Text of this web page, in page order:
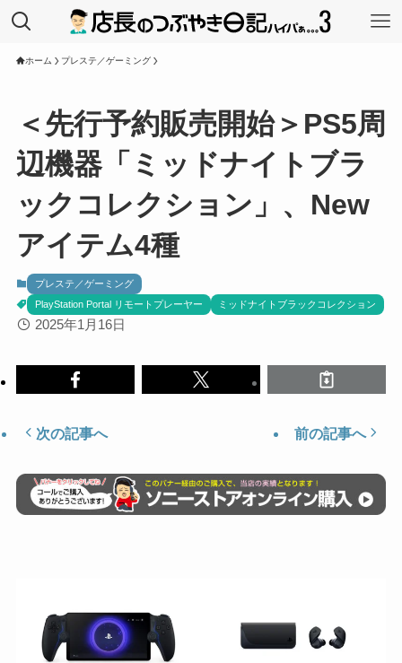
ホーム プレステ／ゲーミング
＜先行予約販売開始＞PS5周
辺機器「ミッドナイトブラ
ックコレクション」、New
アイテム4種
プレステ／ゲーミング
PlayStation Portal リモートプレーヤー
ミッドナイトブラックコレクション
2025年1月16日
次の記事へ 前の記事へ